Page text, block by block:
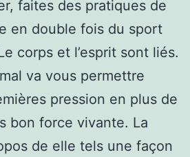
faites des pratiques de
en double fois du sport
corps et l’esprit sont liés.
va vous permettre
pression en plus de
bon force vivante. La
de elle tels une façon